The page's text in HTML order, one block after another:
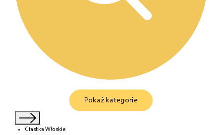
Pokaż kategorie
Ciastka Włoskie